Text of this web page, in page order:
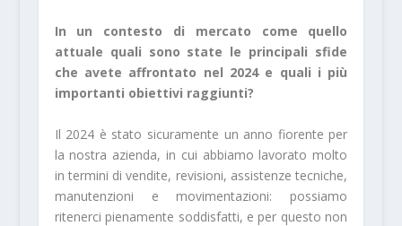
In un contesto di mercato come quello
attuale quali sono state le principali sfide
che avete affrontato nel 2024 e quali i più
importanti obiettivi raggiunti?
Il 2024 è stato sicuramente un anno fiorente per
la nostra azienda, in cui abbiamo lavorato molto
in termini di vendite, revisioni, assistenze tecniche,
manutenzioni e movimentazioni: possiamo
ritenerci pienamente soddisfatti, e per questo non